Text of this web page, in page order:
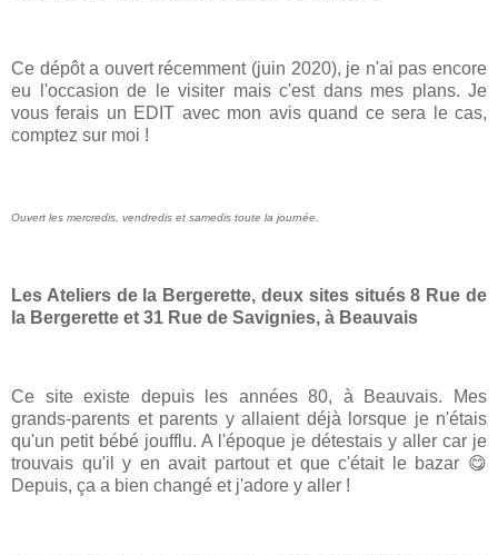
Ce dépôt a ouvert récemment (juin 2020), je n'ai pas encore
eu l'occasion de le visiter mais c'est dans mes plans. Je
vous ferais un EDIT avec mon avis quand ce sera le cas,
comptez sur moi !
Ouvert les mercredis, vendredis et samedis toute la journée.
Les Ateliers de la Bergerette, deux sites situés 8 Rue de
la Bergerette et 31 Rue de Savignies, à Beauvais
Ce site existe depuis les années 80, à Beauvais. Mes
grands-parents et parents y allaient déjà lorsque je n'étais
qu'un petit bébé joufflu. A l'époque je détestais y aller car je
trouvais qu'il y en avait partout et que c'était le bazar 😋
Depuis, ça a bien changé et j'adore y aller !